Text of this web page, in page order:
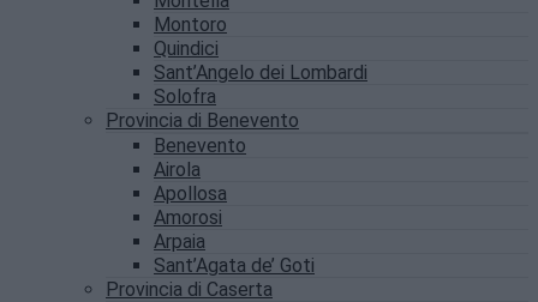
Montoro
Quindici
Sant’Angelo dei Lombardi
Solofra
Provincia di Benevento
Benevento
Airola
Apollosa
Amorosi
Arpaia
Sant’Agata de’ Goti
Provincia di Caserta